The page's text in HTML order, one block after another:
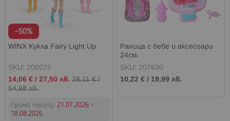
-50%
WINX Кукла Fairy Light Up
SKU: 208075
Промо
цена
14,06 € / 27,50 лв. 28,11 €/
54,98 лв.
Промо период: 21.07.2026 -
18.08.2026
Раница с бебе и аксесоари
24см.
SKU: 207630
10,22 € / 19,99 лв.